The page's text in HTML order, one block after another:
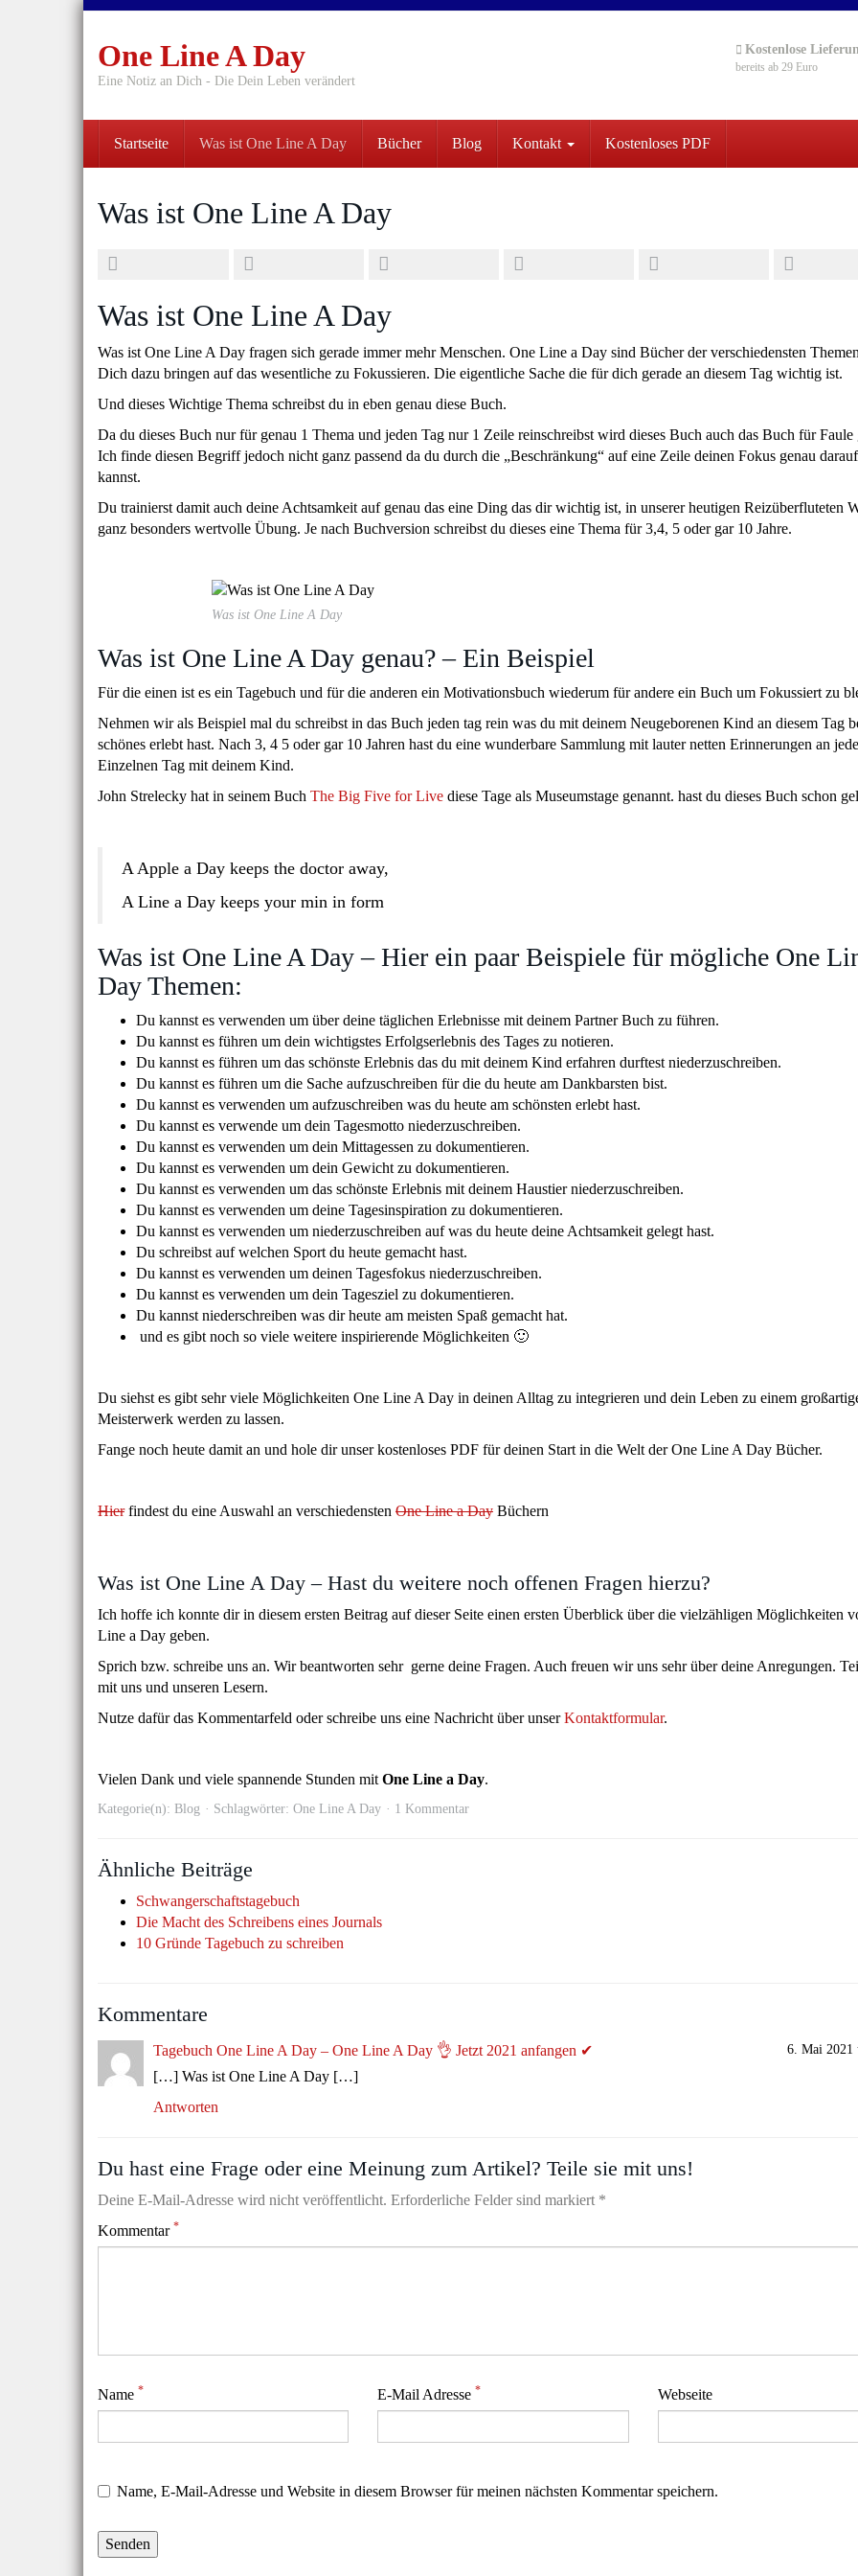
One Line A Day
Eine Notiz an Dich - Die Dein Leben verändert
Kostenlose
bereits ab 29 Euro
Startseite Was ist One Line A Day Bücher Blog Kontakt Kostenloses PDF
Was ist One Line A Day
Was ist One Line A Day
Was ist One Line A Day fragen sich gerade immer mehr Menschen. One Line a Day sind Bücher der verschiedensten
Dich dazu bringen auf das wesentliche zu Fokussieren. Die eigentliche Sache die für dich gerade an diesem Tag wichtig ist.
Und dieses Wichtige Thema schreibst du in eben genau diese Buch.
Da du dieses Buch nur für genau 1 Thema und jeden Tag nur 1 Zeile reinschreibst wird dieses Buch auch das Buch für Faule
Ich finde diesen Begriff jedoch nicht ganz passend da du durch die „Beschränkung“ auf eine Zeile deinen Fokus genau
kannst.
Du trainierst damit auch deine Achtsamkeit auf genau das eine Ding das dir wichtig ist, in unserer heutigen Reizüberfluteten
ganz besonders wertvolle Übung. Je nach Buchversion schreibst du dieses eine Thema für 3,4, 5 oder gar 10 Jahre.
Was ist One Line A Day
Was ist One Line A Day genau? – Ein Beispiel
Für die einen ist es ein Tagebuch und für die anderen ein Motivationsbuch wiederum für andere ein Buch um Fokussiert zu
Nehmen wir als Beispiel mal du schreibst in das Buch jeden tag rein was du mit deinem Neugeborenen Kind an diesem Tag
schönes erlebt hast. Nach 3, 4 5 oder gar 10 Jahren hast du eine wunderbare Sammlung mit lauter netten Erinnerungen an
Einzelnen Tag mit deinem Kind.
John Strelecky hat in seinem Buch The Big Five for Live diese Tage als Museumstage genannt. hast du dieses Buch schon
A Apple a Day keeps the doctor away,
A Line a Day keeps your min in form
Was ist One Line A Day – Hier ein paar Beispiele für mögliche One
Day Themen:
Du kannst es verwenden um über deine täglichen Erlebnisse mit deinem Partner Buch zu führen.
Du kannst es führen um dein wichtigstes Erfolgserlebnis des Tages zu notieren.
Du kannst es führen um das schönste Erlebnis das du mit deinem Kind erfahren durftest niederzuschreiben.
Du kannst es führen um die Sache aufzuschreiben für die du heute am Dankbarsten bist.
Du kannst es verwenden um aufzuschreiben was du heute am schönsten erlebt hast.
Du kannst es verwende um dein Tagesmotto niederzuschreiben.
Du kannst es verwenden um dein Mittagessen zu dokumentieren.
Du kannst es verwenden um dein Gewicht zu dokumentieren.
Du kannst es verwenden um das schönste Erlebnis mit deinem Haustier niederzuschreiben.
Du kannst es verwenden um deine Tagesinspiration zu dokumentieren.
Du kannst es verwenden um niederzuschreiben auf was du heute deine Achtsamkeit gelegt hast.
Du schreibst auf welchen Sport du heute gemacht hast.
Du kannst es verwenden um deinen Tagesfokus niederzuschreiben.
Du kannst es verwenden um dein Tagesziel zu dokumentieren.
Du kannst niederschreiben was dir heute am meisten Spaß gemacht hat.
und es gibt noch so viele weitere inspirierende Möglichkeiten 🙂
Du siehst es gibt sehr viele Möglichkeiten One Line A Day in deinen Alltag zu integrieren und dein Leben zu einem
Meisterwerk werden zu lassen.
Fange noch heute damit an und hole dir unser kostenloses PDF für deinen Start in die Welt der One Line A Day Bücher.
Hierfindest du eine Auswahl an verschiedensten One Line a Day Büchern
Was ist One Line A Day – Hast du weitere noch offenen Fragen hierzu?
Ich hoffe ich konnte dir in diesem ersten Beitrag auf dieser Seite einen ersten Überblick über die vielzähligen Möglichkeiten
Line a Day geben.
Sprich bzw. schreibe uns an. Wir beantworten sehr gerne deine Fragen. Auch freuen wir uns sehr über deine Anregungen.
mit uns und unseren Lesern.
Nutze dafür das Kommentarfeld oder schreibe uns eine Nachricht über unserKontaktformular.
Vielen Dank und viele spannende Stunden mit One Line a Day.
Kategorie(n): Blog Schlagwörter: One Line A Day 1 Kommentar
Ähnliche Beiträge
Schwangerschaftstagebuch
Die Macht des Schreibens eines Journals
10 Gründe Tagebuch zu schreiben
Kommentare
Tagebuch One Line A Day – One Line A Day 👌 Jetzt 2021 anfangen ✔ 6. Mai 2021
[…] Was ist One Line A Day […]
Antworten
Du hast eine Frage oder eine Meinung zum Artikel? Teile sie mit uns!
Deine E-Mail-Adresse wird nicht veröffentlicht. Erforderliche Felder sind markiert *
Kommentar *
Name * E-Mail Adresse* Webseite
Name, E-Mail-Adresse und Website in diesem Browser für meinen nächsten Kommentar speichern.